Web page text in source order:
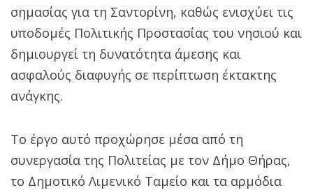
σημασίας για τη Σαντορίνη, καθώς ενισχύει τις
υποδομές Πολιτικής Προστασίας του νησιού και
δημιουργεί τη δυνατότητα άμεσης και
ασφαλούς διαφυγής σε περίπτωση έκτακτης
ανάγκης.
Το έργο αυτό προχώρησε μέσα από τη
συνεργασία της Πολιτείας με τον Δήμο Θήρας,
το Δημοτικό Λιμενικό Ταμείο και τα αρμόδια